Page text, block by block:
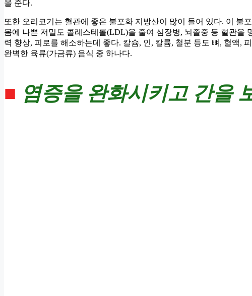
을 준다.
또한 오리코기는 혈관에 좋은 불포화 지방산이 많이 들어 있다. 이 불
몸에 나쁜 저밀도 콜레스테롤(LDL)을 줄여 심장병, 뇌졸중 등 혈관을
력 향상, 피로를 해소하는데 좋다. 칼슘, 인, 칼륨, 철분 등도 뼈, 혈액,
완벽한 육류(가금류) 음식 중 하나다.
■ 염증을 완화시키고 간을